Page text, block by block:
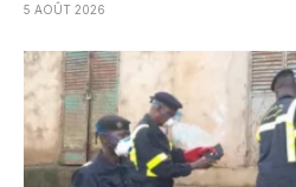
5 AOÛT 2026